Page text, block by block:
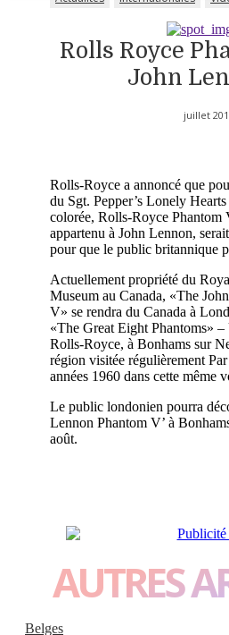
Rolls Royce
John
juillet
Rolls-Royce a annoncé que
du Sgt. Pepper’s Lonely
colorée, Rolls-Royce Phantom
appartenu à John Lennon,
pour que le public britannique
Actuellement propriété du
Museum au Canada, «The
V» se rendra du Canada à
«The Great Eight Phantoms»
Rolls-Royce, à Bonhams sur
région visitée régulièrement
années 1960 dans cette même
Le public londonien pourra
Lennon Phantom V’ à
août.
AUTRES
Belges